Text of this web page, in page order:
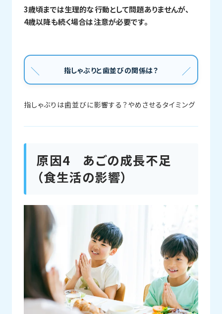
3歳頃までは生理的な行動として問題ありませんが、
4歳以降も続く場合は注意が必要です。
指しゃぶりと歯並びの関係は？
指しゃぶりは歯並びに影響する？やめさせるタイミング
原因4 あごの成長不足
（食生活の影響）